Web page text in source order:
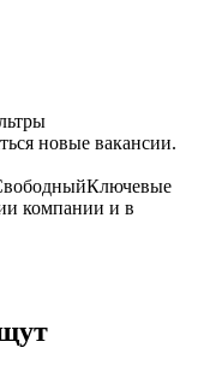
новые вакансии.
Ключевые
компании и в